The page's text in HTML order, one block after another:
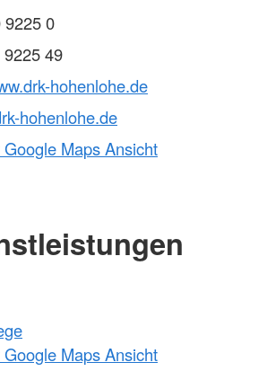
9225 0
49
hohenlohe.de
hohenlohe.de
Maps Ansicht
Maps Ansicht